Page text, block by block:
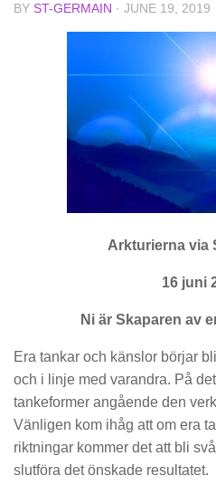
BY ST-GERMAIN · JUNE 19, 2019
Arkturierna via
16 juni
Ni är Skaparen av
Era tankar och känslor börjar
och i linje med varandra. På
tankeformer angående den
Vänligen kom ihåg att om era
riktningar kommer det att bli
slutföra det önskade resultatet.